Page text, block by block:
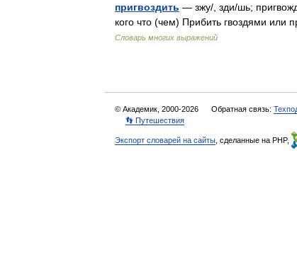
пригвоздить — зжу/, зди/шь;
кого что (чем) Прибить гвоздями или
Словарь многих выражений
© Академик, 2000-2026 Обратная связь:
👣 Путешествия
Экспорт словарей на сайты , сделанные на PHP,